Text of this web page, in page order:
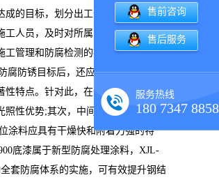
成的目标，划分出工作人员涂层处理和
工人员，及时对所属的区域监管和审
工管理和防腐检测的技术，能够确保全
腐防锈目标后，还应结合施工环境、
性特点。针对此，在进行涂料类型选择
照性优势;其次，中间漆选择需具备较
涂料应具有干燥快和附着力强的特
底漆属于新型防腐处理涂料，XJL-
套防腐体系的实施，可有效提升钢结
售前咨询
售后服务
服务热线
180 7347 8858